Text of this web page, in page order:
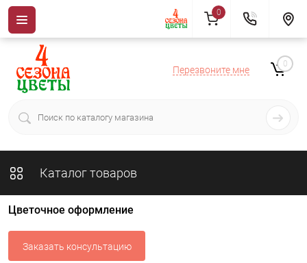
Перезвоните мне
0
Каталог товаров
Цветочное оформление
Заказать консультацию
0